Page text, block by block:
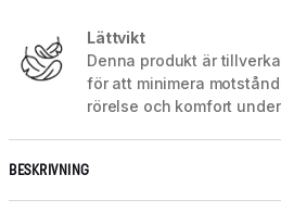
Lättvikt
Denna produkt är
för att minimera
rörelse och komfort
BESKRIVNING